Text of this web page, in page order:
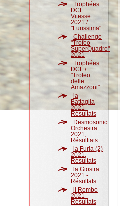
Trophées
DCF
Vitesse
2021 /
"Furissima"
Challenge
"Trofeo
SuperQuadro"
2021
Trophées
DCF /
"Trofeo
delle
Amazzoni"
la
Battaglia
2021 -
Résultats
Desmosonic
Orchestra
2021,
Résulttats
la Furia (2)
2021,
Résultats
la Giostra
2021 -
Résultats
il Rombo
2021 -
Résultats